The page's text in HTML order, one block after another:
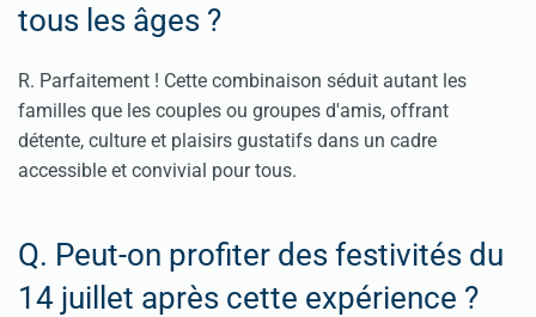
tous les âges ?
R. Parfaitement ! Cette combinaison séduit autant les
familles que les couples ou groupes d'amis, offrant
détente, culture et plaisirs gustatifs dans un cadre
accessible et convivial pour tous.
Q. Peut-on profiter des festivités du
14 juillet après cette expérience ?